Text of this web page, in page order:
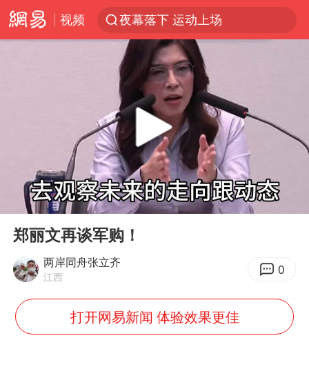
视频
夜幕落下 运动上场
1岁宝宝碰坏纸巾盒 宝妈被索赔924元
Meta被判支付5.67亿美元
台风白海豚逼近 暴雨大暴雨来袭
“空调24小时开着更省电”不实
公司“上四休三”但要降薪1000元
段绚竞因公牺牲 年仅44岁
Play
00:00 10:26
郑丽文再谈军购！
两岸同舟张立齐
江西 0
打开网易新闻 体验效果更佳